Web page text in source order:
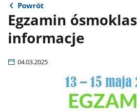
Powrót
Egzamin
informacje
04.03.2025